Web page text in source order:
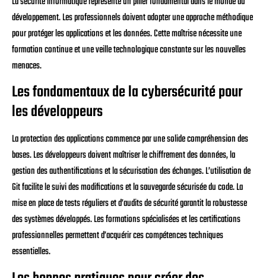
développement. Les professionnels doivent adopter une approche méthodique
pour protéger les applications et les données. Cette maîtrise nécessite une
formation continue et une veille technologique constante sur les nouvelles
menaces.
Les fondamentaux de la cybersécurité pour
les développeurs
La protection des applications commence par une solide compréhension des
bases. Les développeurs doivent maîtriser le chiffrement des données, la
gestion des authentifications et la sécurisation des échanges. L’utilisation de
Git facilite le suivi des modifications et la sauvegarde sécurisée du code. La
mise en place de tests réguliers et d’audits de sécurité garantit la robustesse
des systèmes développés. Les formations spécialisées et les certifications
professionnelles permettent d’acquérir ces compétences techniques
essentielles.